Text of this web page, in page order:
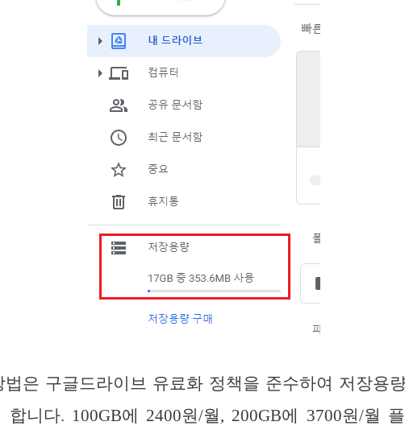
은 구글드라이브 유료화 정책을 준수하여 저장용
니다. 100GB에 2400원/월, 200GB에 3700원/월